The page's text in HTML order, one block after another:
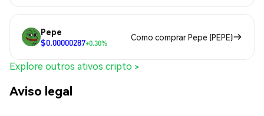
Pepe
$0.00000287+0.30%
Como comprar Pepe (PEPE)
Explore outros ativos cripto >
Aviso legal